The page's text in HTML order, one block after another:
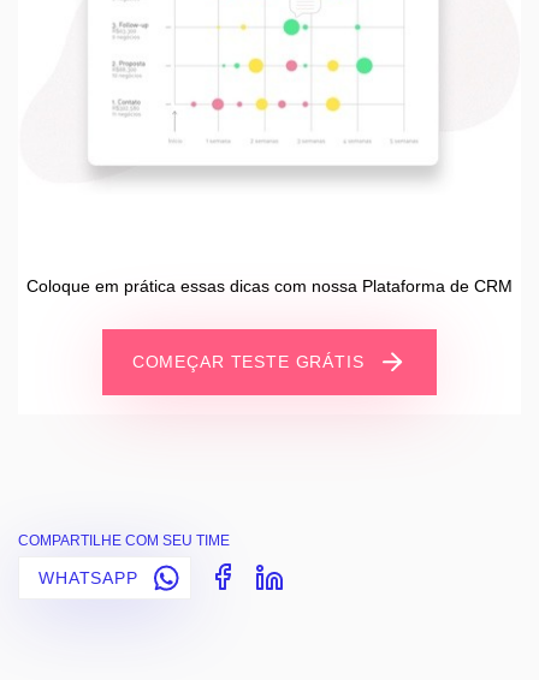
Coloque em prática essas dicas com nossa Plataforma de CRM
COMEÇAR TESTE GRÁTIS
COMPARTILHE COM SEU TIME
WHATSAPP